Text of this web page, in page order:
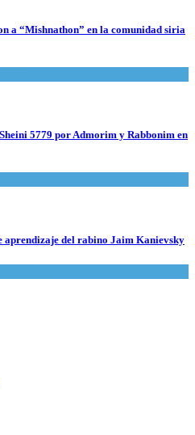
a “Mishnathon” en la comunidad siria
5779 por Admorim y Rabbonim en
aprendizaje del rabino Jaim Kanievsky